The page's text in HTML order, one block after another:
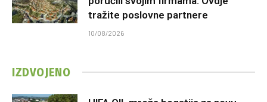
tražite poslovne partnere
10/08/2026
IZDVOJENO